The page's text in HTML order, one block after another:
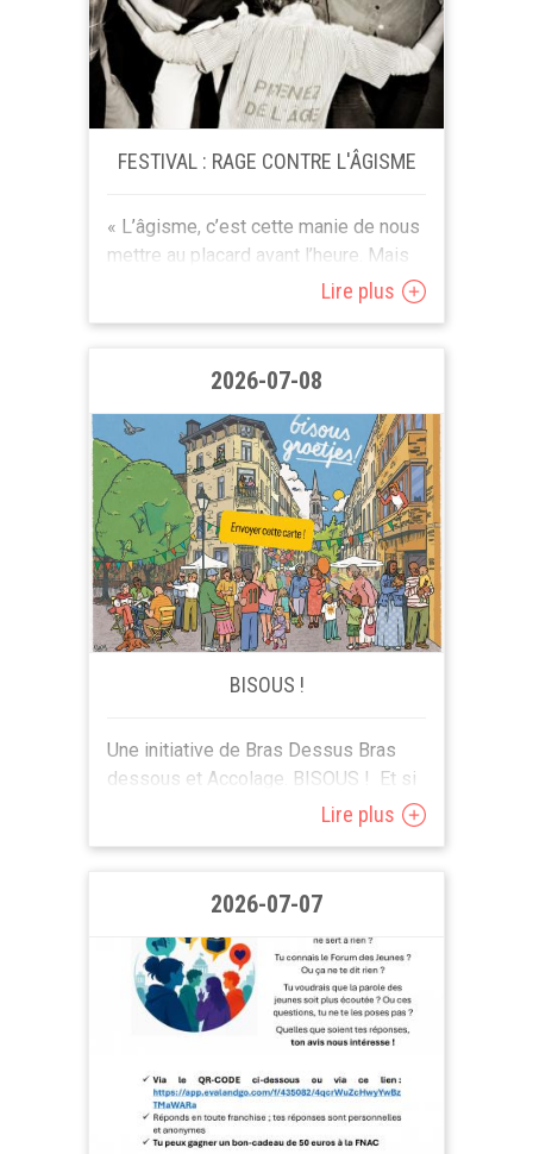
FESTIVAL : RAGE CONTRE L'ÂGISME
« L’âgisme, c’est cette manie de nous
mettre au placard avant l’heure. Mais
les vieilles et les vieux font du rock,
Lire plus
2026-07-08
BISOUS !
Une initiative de Bras Dessus Bras
dessous et Accolage. BISOUS ! Et si
cet été, tu envoyais un message
Lire plus
2026-07-07